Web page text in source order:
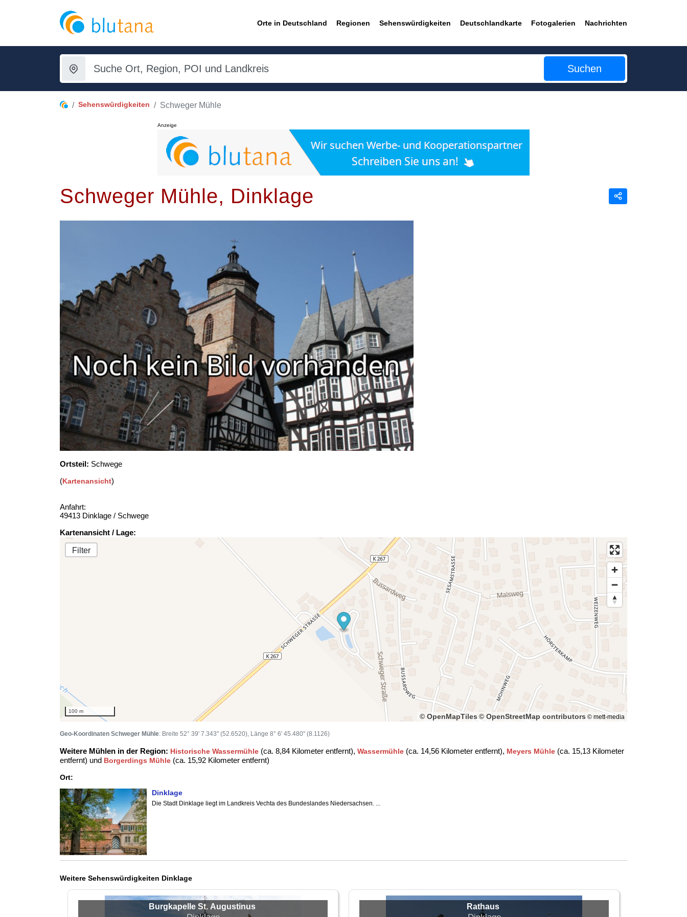
Orte in Deutschland Regionen Sehenswürdigkeiten Deutschlandkarte Fotogalerien Nachrichten
Suchen
Sehenswürdigkeiten Schweger Mühle
Anzeige
Schweger Mühle, Dinklage Teilen
Ortsteil: Schwege
(Kartenansicht)
Anfahrt:
49413 Dinklage / Schwege
Kartenansicht / Lage:
Filter
100 m
© OpenMapTiles© OpenStreetMap contributors © mett-media
Geo-Koordinaten Schweger Mühle: Breite 52° 39' 7.343" (52.6520), Länge 8° 6' 45.480" (8.1126)
Weitere Mühlen in der Region: Historische Wassermühle (ca. 8,84 Kilometer entfernt), Wassermühle (ca. 14,56 Kilometer entfernt), Meyers Mühle (ca. 15,13 Kilometer
entfernt) und Borgerdings Mühle (ca. 15,92 Kilometer entfernt)
Ort:
Dinklage
Die Stadt Dinklage liegt im Landkreis Vechta des Bundeslandes Niedersachsen. ...
Weitere Sehenswürdigkeiten Dinklage
Burgkapelle St. Augustinus Rathaus